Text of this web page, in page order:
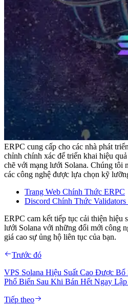
ERPC cung cấp cho các nhà phát
chỉnh chính xác để triển khai hiệu
chẽ với mạng lưới Solana. Chúng tôi
các công nghệ được lựa chọn kỹ
Trang Web Chính Thức ERPC
Discord Chính Thức
ERPC cam kết tiếp tục cải thiện hiệu
lưới Solana với những đổi mới công
giá cao sự ủng hộ liên tục của bạn.
Trước đó
VPS Solana Hiệu Suất Cao Được
Phổ Biến Sau Khi Bán Hết Ngay
Tiếp theo